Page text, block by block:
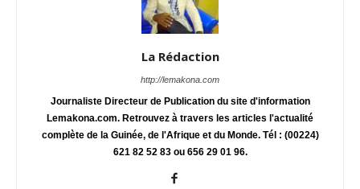
La Rédaction
http://lemakona.com
Journaliste Directeur de Publication du site d'information
Lemakona.com. Retrouvez à travers les articles l'actualité
complète de la Guinée, de l'Afrique et du Monde. Tél : (00224)
621 82 52 83 ou 656 29 01 96.